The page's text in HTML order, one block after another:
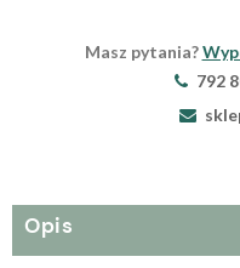
Masz pytania?
792
Opis